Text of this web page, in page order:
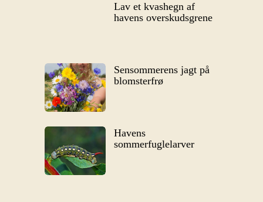
Lav et kvashegn af
havens overskudsgrene
Sensommerens jagt på
blomsterfrø
Havens
sommerfuglelarver